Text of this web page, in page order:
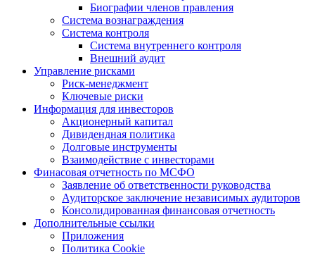
Биографии членов правления
Система вознаграждения
Система контроля
Система внутреннего контроля
Внешний аудит
Управление рисками
Риск-менеджмент
Ключевые риски
Информация для инвесторов
Акционерный капитал
Дивидендная политика
Долговые инструменты
Взаимодействие с инвеcторами
Финасовая отчетность по МСФО
Заявление об ответственности руководства
Аудиторское заключение независимых аудиторов
Консолидированная финансовая отчетность
Дополнительные ссылки
Приложения
Политика Cookie